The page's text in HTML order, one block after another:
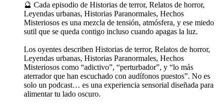
🔮 Cada episodio de Historias de terror, Relatos de horror,
Leyendas urbanas, Historias Paranormales, Hechos
Misteriosos es una mezcla de tensión, atmósfera, y ese miedo
sutil que se queda contigo incluso cuando apagas la luz.
Los oyentes describen Historias de terror, Relatos de horror,
Leyendas urbanas, Historias Paranormales, Hechos
Misteriosos como “adictivo”, “perturbador”, y “lo más
aterrador que han escuchado con audífonos puestos”. No es
solo un podcast… es una experiencia sensorial diseñada para
alimentar tu lado oscuro.